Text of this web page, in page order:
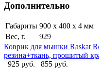
Дополнительно
Габариты 900 х 400 х 4 мм
Вес, г.
929
Коврик для мышки Raskat
резина+ткань, прошитый
925 руб.
855 руб.